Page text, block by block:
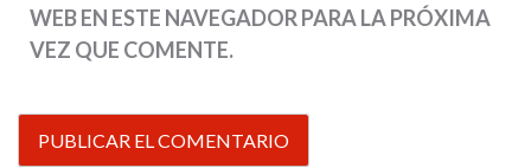
WEB EN ESTE NAVEGADOR PARA LA PRÓXIMA
VEZ QUE COMENTE.